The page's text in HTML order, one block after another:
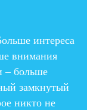
интереса
внимания
– больше
замкнутый
никто не